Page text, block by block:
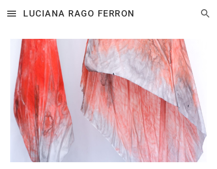
Skip to main content Skip to navigation
LUCIANA RAGO FERRON